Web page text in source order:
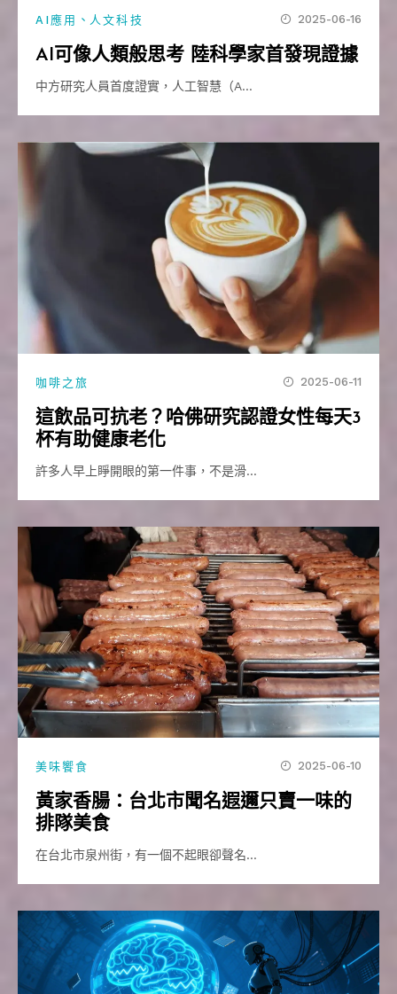
AI應用 、 人文科技 2025-06-16
AI可像人類般思考 陸科學家首發現證據
中方研究人員首度證實，人工智慧（A…
咖啡之旅 2025-06-11
這飲品可抗老？哈佛研究認證女性每天3
杯有助健康老化
許多人早上睜開眼的第一件事，不是滑…
美味饗食 2025-06-10
黃家香腸：台北市聞名遐邇只賣一味的
排隊美食
在台北市泉州街，有一個不起眼卻聲名…